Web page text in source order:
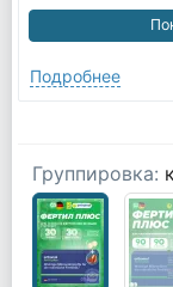
Подробнее
Группировка: